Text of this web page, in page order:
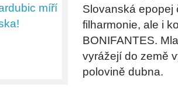
Slovanská
filharmonie, ale i
BONIFANTES.
vyrážejí do země
polovině dubna.